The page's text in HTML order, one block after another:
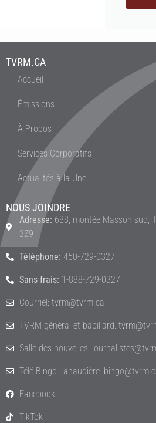
TVRM.CA
Accueil
Émissions
À Propos
Services Corporatifs
Actualités à la Une
NOUS JOINDRE
Adresse: 688, montée Masson sud,
2Z9
Téléphone: 450-729-0327
Sans frais: 1-888-729-0327
Courriel: tvrm@tvrm.ca
TVRM général et babillard:
Salle des nouvelles:
Télé-Bingo Lanaudière:
Facebook
TikTok